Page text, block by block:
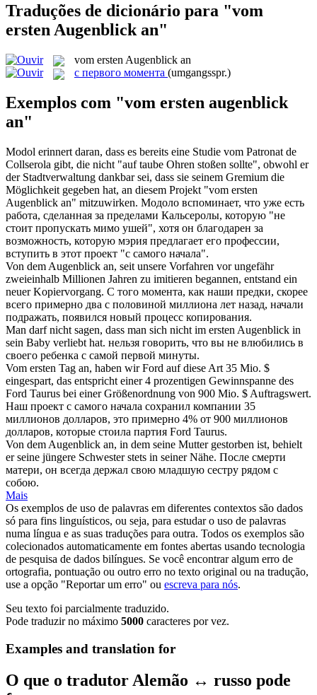
Traduções de dicionário para "vom
ersten Augenblick an"
vom ersten Augenblick an
с первого момента (umgangsspr.)
Exemplos com "vom ersten augenblick
an"
Modol erinnert daran, dass es bereits eine Studie vom Patronat de
Collserola gibt, die nicht "auf taube Ohren stoßen sollte", obwohl er
der Stadtverwaltung dankbar sei, dass sie seinem Gremium die
Möglichkeit gegeben hat, an diesem Projekt "vom ersten
Augenblick an" mitzuwirken. Модоло вспоминает, что уже есть
работа, сделанная за пределами Кальсеролы, которую "не
стоит пропускать мимо ушей", хотя он благодарен за
возможность, которую мэрия предлагает его профессии,
вступить в этот проект "с самого начала".
Von dem Augenblick an, seit unsere Vorfahren vor ungefähr
zweieinhalb Millionen Jahren zu imitieren begannen, entstand ein
neuer Kopiervorgang. С того момента, как наши предки, скорее
всего примерно два с половиной миллиона лет назад, начали
подражать, появился новый процесс копирования.
Man darf nicht sagen, dass man sich nicht im ersten Augenblick in
sein Baby verliebt hat. нельзя говорить, что вы не влюбились в
своего ребенка с самой первой минуты.
Vom ersten Tag an, haben wir Ford auf diese Art 35 Mio. $
eingespart, das entspricht einer 4 prozentigen Gewinnspanne des
Ford Taurus bei einer Größenordnung von 900 Mio. $ Auftragswert.
Наш проект с самого начала сохранил компании 35
миллионов долларов, это примерно 4% от 900 миллионов
долларов, которые стоила партия Ford Taurus.
Von dem Augenblick an, in dem seine Mutter gestorben ist, behielt
er seine jüngere Schwester stets in seiner Nähe. После смерти
матери, он всегда держал свою младшую сестру рядом с
собою.
Mais
Os exemplos de uso de palavras em diferentes contextos são dados
só para fins linguísticos, ou seja, para estudar o uso de palavras
numa língua e as suas traduções para outra. Todos os exemplos são
colecionados automaticamente em fontes abertas usando tecnologia
de pesquisa de dados bilíngues. Se você encontrar algum erro de
ortografia, pontuação ou outro erro no texto original ou na tradução,
use a opção "Reportar um erro" ou escreva para nós.
Seu texto foi parcialmente traduzido.
Pode traduzir no máximo 5000 caracteres por vez.
Examples and translation for
O que o tradutor Alemão ↔ russo pode